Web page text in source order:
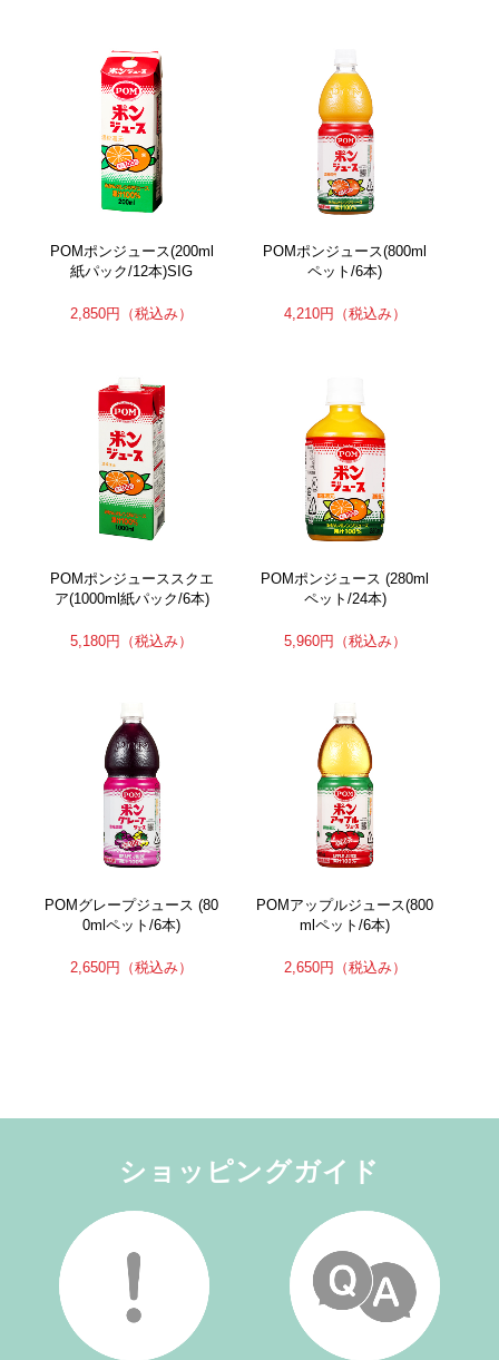
POMポンジュース(200ml
紙パック/12本)SIG
2,850円 （税込み）
POMポンジュース(800ml
ペット/6本)
4,210円 （税込み）
POMポンジューススクエ
ア(1000ml紙パック/6本)
5,180円 （税込み）
POMポンジュース (280ml
ペット/24本)
5,960円 （税込み）
POMグレープジュース (80
0mlペット/6本)
2,650円 （税込み）
POMアップルジュース(800
mlペット/6本)
2,650円 （税込み）
ショッピングガイド